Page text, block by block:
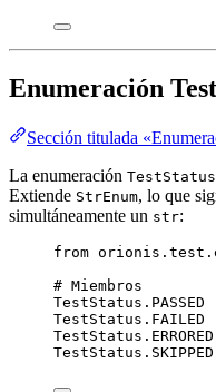
Enumeración
Sección titulada
La enumeración TestStatus
Extiende StrEnum, lo que
simultáneamente un str:
from
# Miembros
TestStatus. PASSED
TestStatus. FAILED
TestStatus. ERRORED
TestStatus. SKIPPED